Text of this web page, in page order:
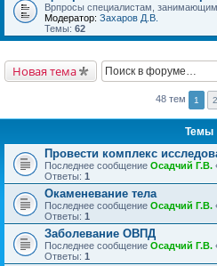
Врпросы специалистам,
Модератор: Захаров Д.В.
Темы: 62
Новая тема
48 тем 1 2
Темы
Провести комплекс
Последнее сообщение Осадчий Г.В.
Ответы: 1
Окаменевание тела
Последнее сообщение Осадчий Г.В.
Ответы: 1
Заболевание ОВПД
Последнее сообщение Осадчий Г.В.
Ответы: 1